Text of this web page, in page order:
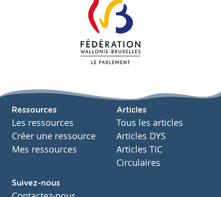
Ressources
Les ressources
Créer une ressource
Mes ressources
Articles
Tous les articles
Articles DYS
Articles TIC
Circulaires
Suivez-nous